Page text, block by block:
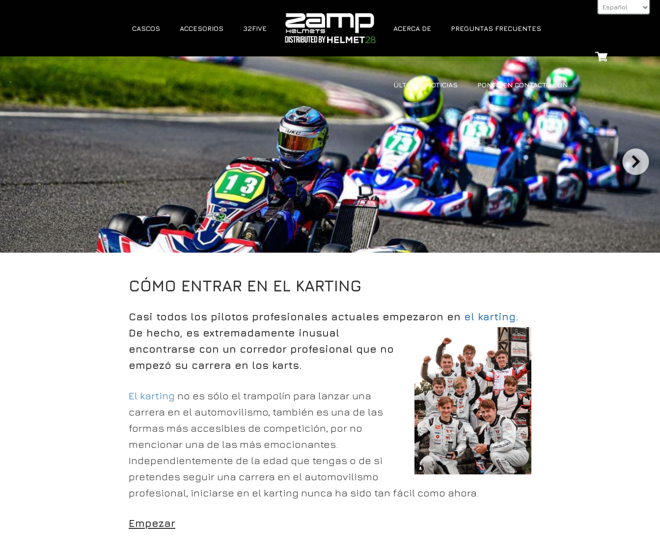
CASCOS ACCESORIOS 32FIVE ACERCA DE PREGUNTAS FRECUENTES
ÚLTIMAS NOTICIAS PONTE EN CONTACTO CON
CÓMO ENTRAR EN EL KARTING
Casi todos los pilotos profesionales actuales empezaron en el karting.
De hecho, es extremadamente inusual
encontrarse con un corredor profesional que no
empezó su carrera en los karts.
El karting no es sólo el trampolín para lanzar una
carrera en el automovilismo, también es una de las
formas más accesibles de competición, por no
mencionar una de las más emocionantes.
Independientemente de la edad que tengas o de si
pretendes seguir una carrera en el automovilismo
profesional, iniciarse en el karting nunca ha sido tan fácil como ahora.
Empezar